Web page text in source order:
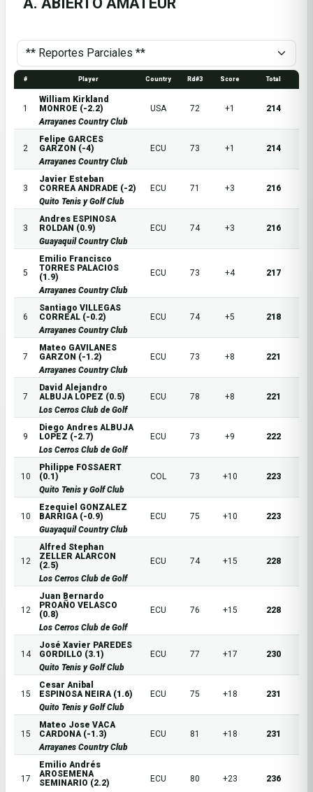
# Player Country Rd#3 Score Total
1
William Kirkland
MONROE (-2.2)
Arrayanes Country Club
USA 72 +1 214
2
Felipe GARCES
GARZON (-4)
Arrayanes Country Club
ECU 73 +1 214
3
Javier Esteban
CORREA ANDRADE (-2)
Quito Tenis y Golf Club
ECU 71 +3 216
3
Andres ESPINOSA
ROLDAN (0.9)
Guayaquil Country Club
ECU 74 +3 216
5
Emilio Francisco
TORRES PALACIOS
(1.9)
Arrayanes Country Club
ECU 73 +4 217
6
Santiago VILLEGAS
CORREAL (-0.2)
Arrayanes Country Club
ECU 74 +5 218
7
Mateo GAVILANES
GARZON (-1.2)
Arrayanes Country Club
ECU 73 +8 221
7
David Alejandro
ALBUJA LOPEZ (0.5)
Los Cerros Club de Golf
ECU 78 +8 221
9
Diego Andres ALBUJA
LOPEZ (-2.7)
Los Cerros Club de Golf
ECU 73 +9 222
10
Philippe FOSSAERT
(0.1)
Quito Tenis y Golf Club
COL 73 +10 223
10
Ezequiel GONZALEZ
BARRIGA (-0.9)
Guayaquil Country Club
ECU 75 +10 223
12
Alfred Stephan
ZELLER ALARCON
(2.5)
Los Cerros Club de Golf
ECU 74 +15 228
12
Juan Bernardo
PROAÑO VELASCO
(0.8)
Los Cerros Club de Golf
ECU 76 +15 228
14
José Xavier PAREDES
GORDILLO (3.1)
Quito Tenis y Golf Club
ECU 77 +17 230
15
Cesar Anibal
ESPINOSA NEIRA (1.6)
Quito Tenis y Golf Club
ECU 75 +18 231
15
Mateo Jose VACA
CARDONA (-1.3)
Arrayanes Country Club
ECU 81 +18 231
17
Emilio Andrés
AROSEMENA
SEMINARIO (2.2)
ECU 80 +23 236